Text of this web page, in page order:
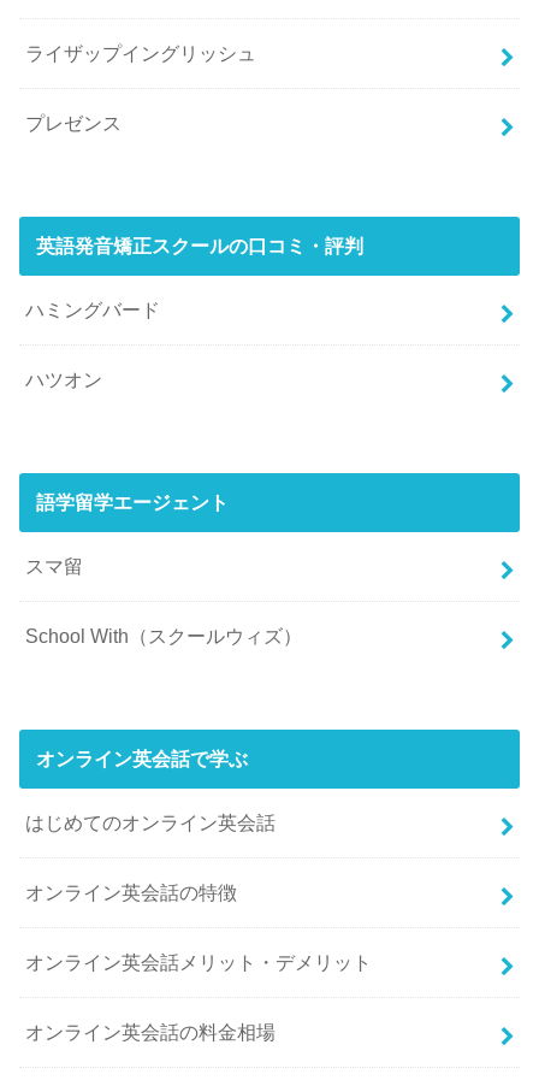
ライザップイングリッシュ
プレゼンス
英語発音矯正スクールの口コミ・評判
ハミングバード
ハツオン
語学留学エージェント
スマ留
School With（スクールウィズ）
オンライン英会話で学ぶ
はじめてのオンライン英会話
オンライン英会話の特徴
オンライン英会話メリット・デメリット
オンライン英会話の料金相場